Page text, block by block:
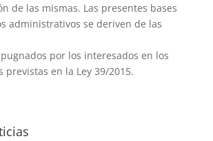
de las mismas. Las presentes bases
administrativos se deriven de las
por los interesados en los
previstas en la Ley 39/2015.